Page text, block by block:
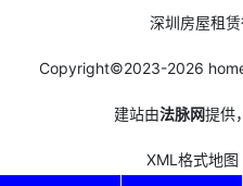
深圳房屋租
Copyright©2023-2026
建站由法脉网提供
XML格式地图